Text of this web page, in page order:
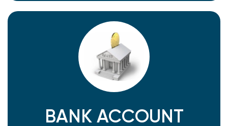
BANK ACCOUNT